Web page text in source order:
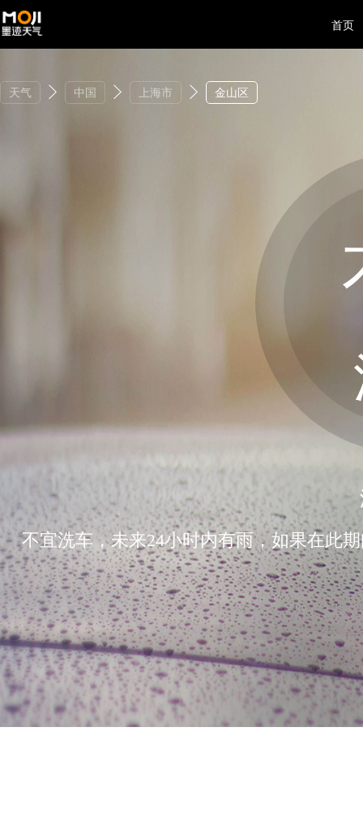
首页
天气 中国 上海市 金山区
不宜洗车，未来24小时内有雨，如果在此